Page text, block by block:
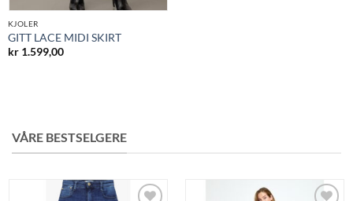
KJOLER
GITT LACE MIDI SKIRT
kr1.599,00
VÅRE BESTSELGERE